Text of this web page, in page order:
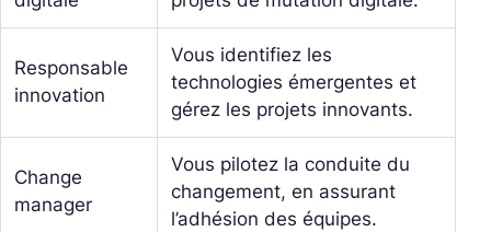
Responsable
innovation
Vous identifiez les
technologies émergentes et
gérez les projets innovants.
Change
manager
Vous pilotez la conduite du
changement, en assurant
l’adhésion des équipes.